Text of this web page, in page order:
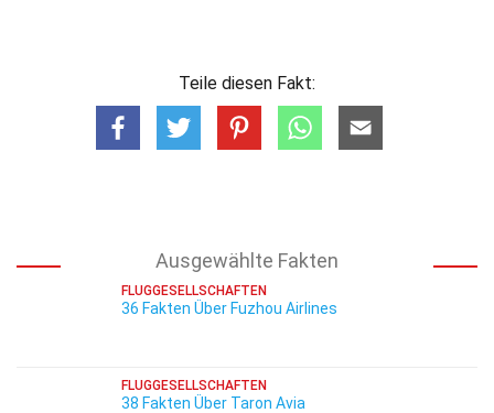
Teile diesen Fakt:
Ausgewählte Fakten
FLUGGESELLSCHAFTEN
36 Fakten Über Fuzhou Airlines
FLUGGESELLSCHAFTEN
38 Fakten Über Taron Avia